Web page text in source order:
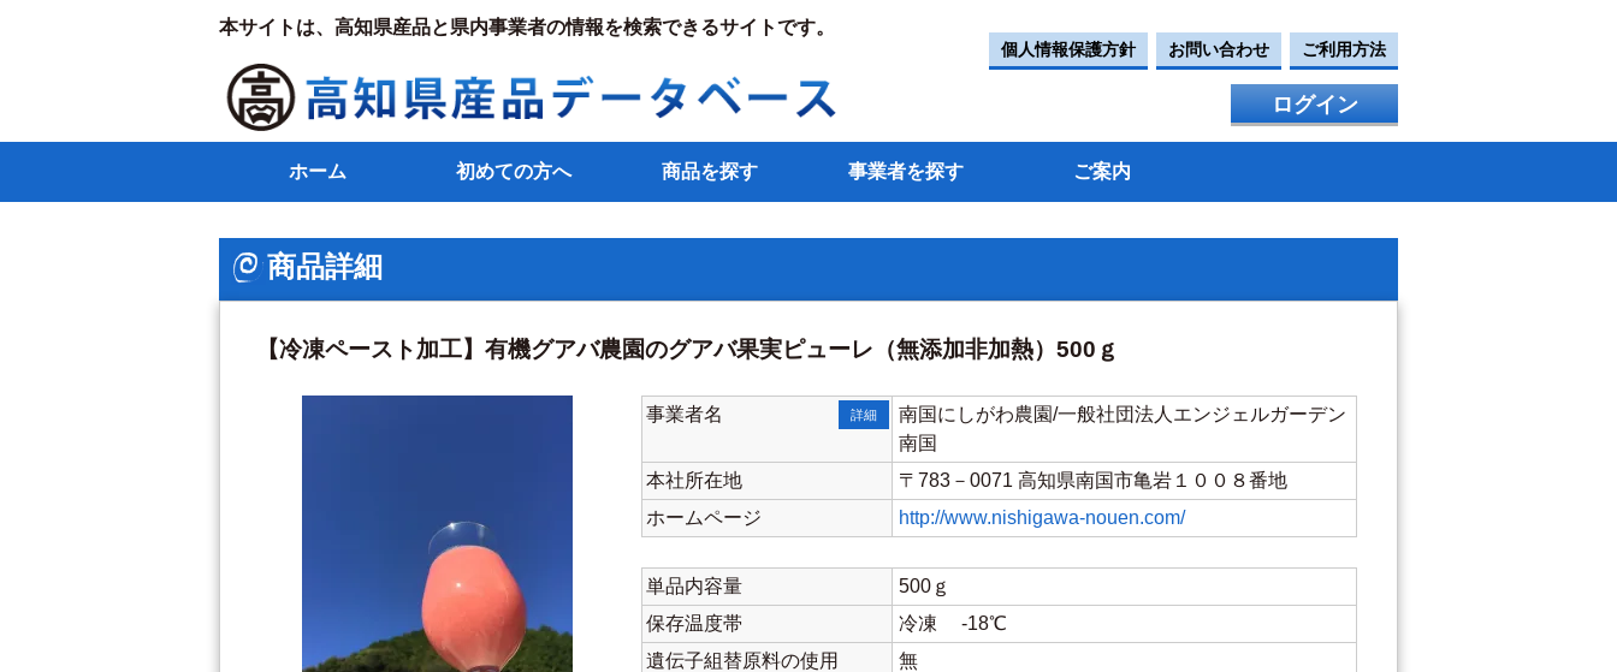
本サイトは、高知県産品と県内事業者の情報を検索できるサイトです。
個人情報保護方針 お問い合わせ ご利用方法
ログイン
ホーム 初めての方へ 商品を探す 事業者を探す ご案内
商品詳細
【冷凍ペースト加工】有機グアバ農園のグアバ果実ピューレ（無添加非加熱）500ｇ
事業者名 詳細
南国にしがわ農園/一般社団法人エンジェルガーデン
南国
本社所在地
〒783－0071 高知県南国市亀岩１００８番地
ホームページ
http://www.nishigawa-nouen.com/
単品内容量
500ｇ
保存温度帯
冷凍 -18℃
遺伝子組替原料の使用
無